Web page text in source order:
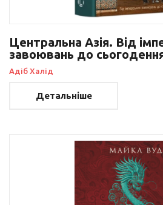
Центральна Азія. Від
завоювань до
Адіб Халід
Детальніше